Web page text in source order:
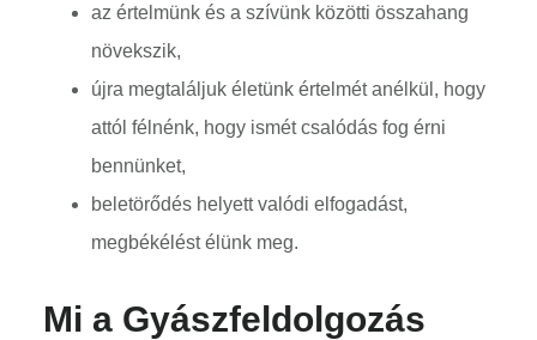
az értelmünk és a szívünk közötti összahang
növekszik,
újra megtaláljuk életünk értelmét anélkül, hogy
attól félnénk, hogy ismét csalódás fog érni
bennünket,
beletörődés helyett valódi elfogadást,
megbékélést élünk meg.
Mi a Gyászfeldolgozás